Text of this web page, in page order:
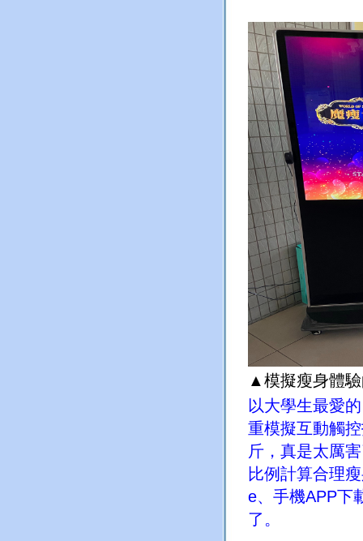
▲模擬瘦身體
以大學生最愛
重模擬互動觸
斤，真是太厲
比例計算合理
e、手機APP下
了。